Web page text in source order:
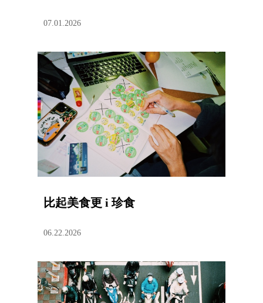
07.01.2026
比起美食更 i 珍食
06.22.2026